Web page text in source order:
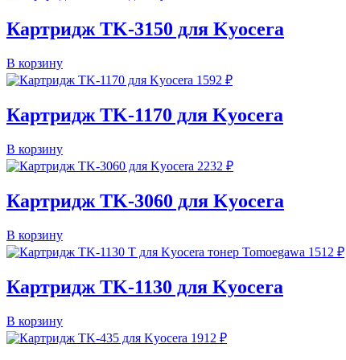
Картридж TK-3150 для Kyocera
В корзину
1592 ₽
Картридж TK-1170 для Kyocera
В корзину
2232 ₽
Картридж TK-3060 для Kyocera
В корзину
1512 ₽
Картридж TK-1130 для Kyocera
В корзину
1912 ₽